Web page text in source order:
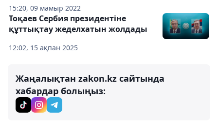
15:20, 09 мамыр 2022
12:02, 15 ақпан 2025
Тоқаев Сербия президентіне
құттықтау жеделхатын жолдады
Жаңалықтан zakon.kz сайтында
хабардар болыңыз: